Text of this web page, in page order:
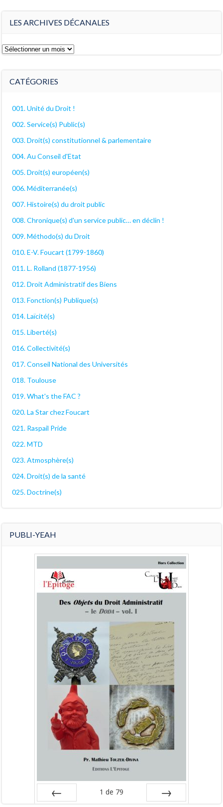
LES ARCHIVES DÉCANALES
Les
CATÉGORIES
001. Unité du Droit !
002. Service(s) Public(s)
003. Droit(s) constitutionnel & parlementaire
004. Au Conseil d'Etat
005. Droit(s) européen(s)
006. Méditerranée(s)
007. Histoire(s) du droit public
008. Chronique(s) d'un service public… en déclin !
009. Méthodo(s) du Droit
010. E-V. Foucart (1799-1860)
011. L. Rolland (1877-1956)
012. Droit Administratif des Biens
013. Fonction(s) Publique(s)
014. Laïcité(s)
015. Liberté(s)
016. Collectivité(s)
017. Conseil National des Universités
018. Toulouse
019. What's the FAC ?
020. La Star chez Foucart
021. Raspail Pride
022. MTD
023. Atmosphère(s)
024. Droit(s) de la santé
025. Doctrine(s)
PUBLI-YEAH
1 de 79